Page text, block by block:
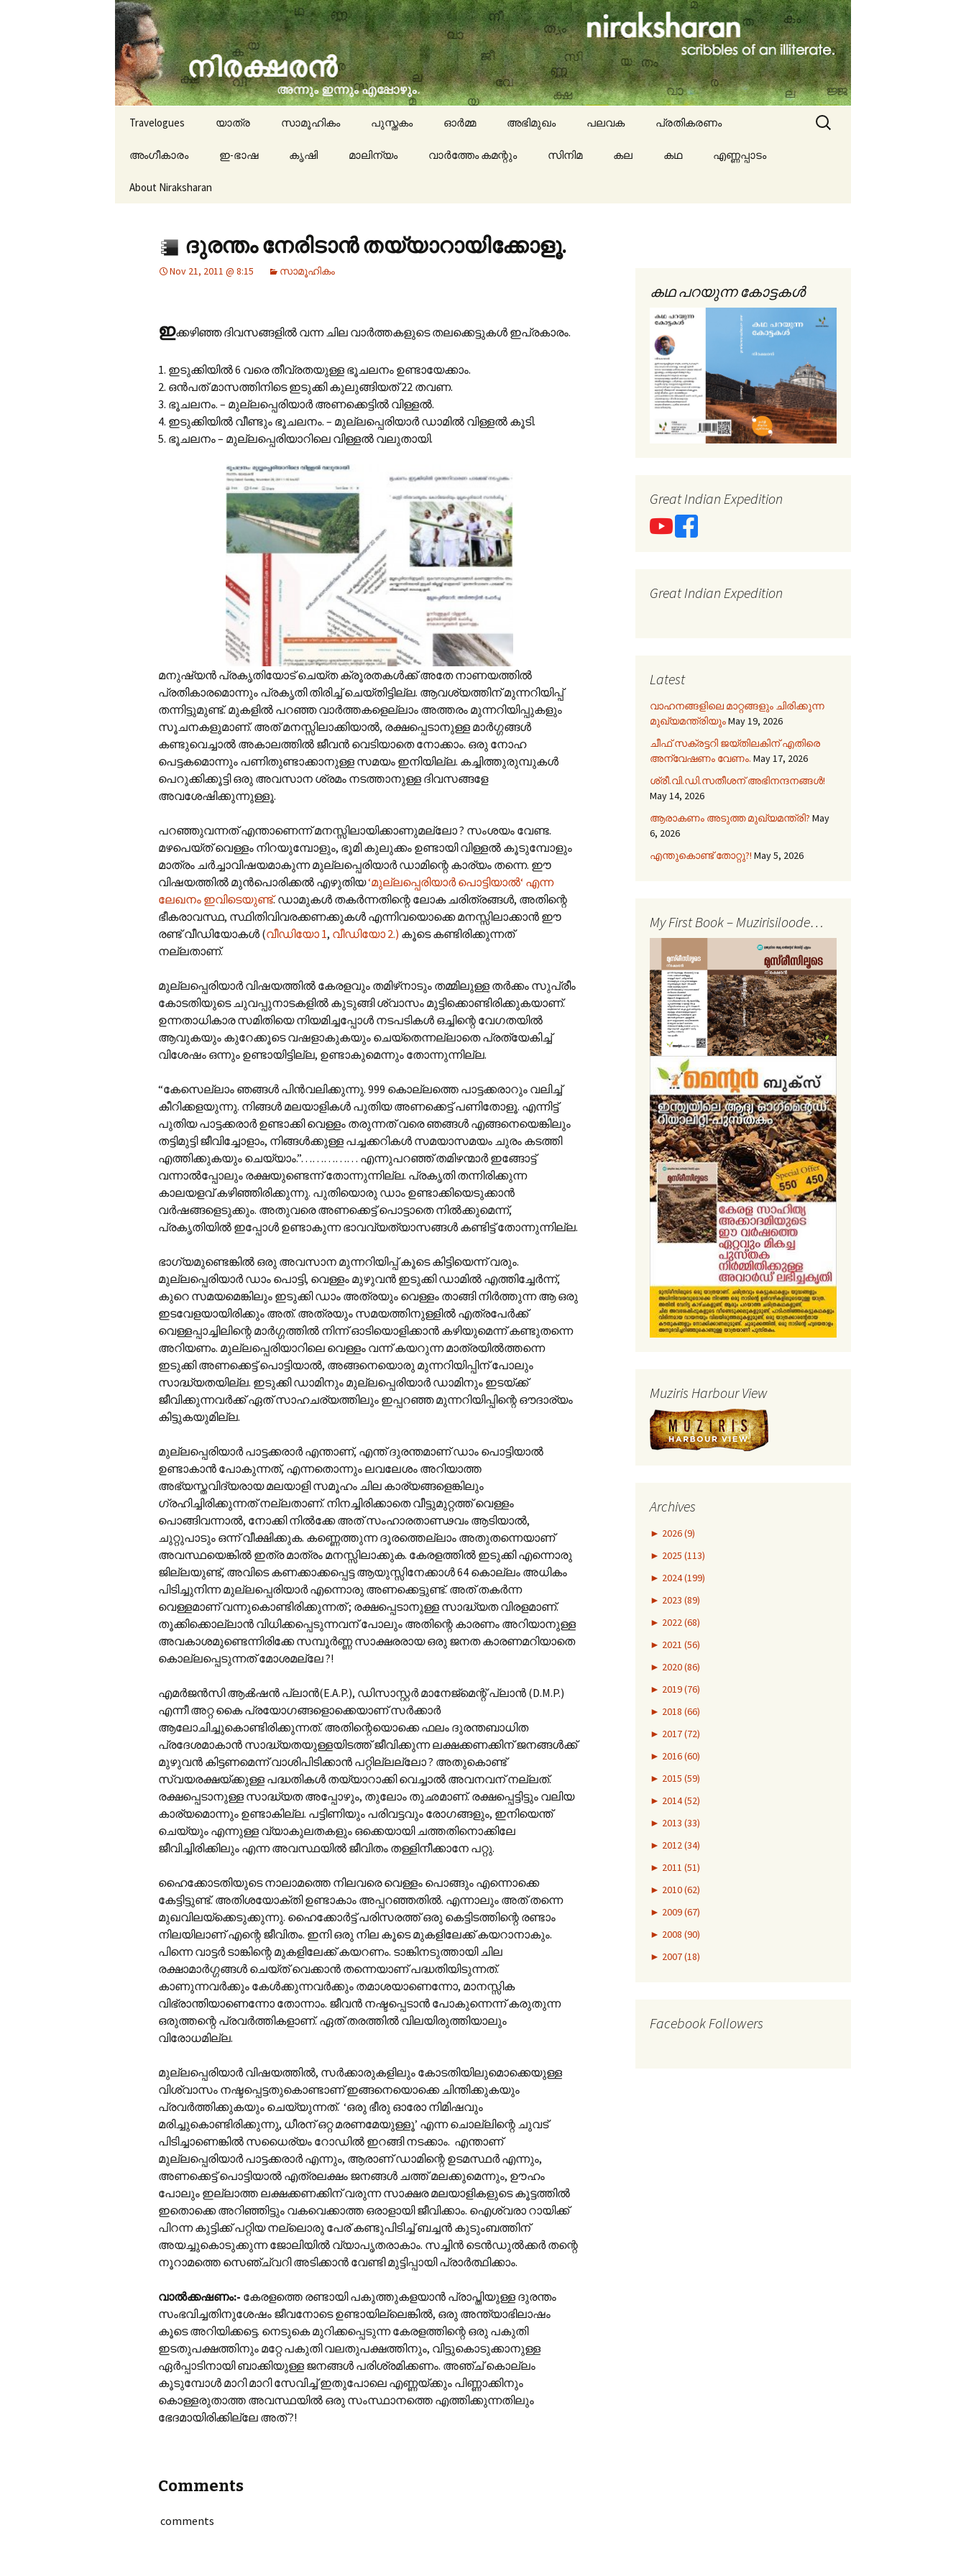
niraksharan (നിരക്ഷരൻ)
travelogues, book reviews, social issues, cinema, memories & lot more…
Skip to content
Travelogues യാത്ര സാമൂഹികം പുസ്തകം ഓർമ്മ അഭിമുഖം പലവക
കായികം
പ്രതികരണം
അംഗീകാരം ഇ-ഭാഷ കൃഷി മാലിന്യം വാർത്തേം കമന്റും സിനിമ കല കഥ എണ്ണപ്പാടം
About Niraksharan
Search
for:
ദുരന്തം നേരിടാൻ തയ്യാറായിക്കോളൂ.
Nov 21, 2011 @ 8:15 സാമൂഹികം
ഇക്കഴിഞ്ഞ ദിവസങ്ങളിൽ വന്ന ചില വാർത്തകളുടെ തലക്കെട്ടുകൾ ഇപ്രകാരം.
1. ഇടുക്കിയിൽ 6 വരെ തീവ്രതയുള്ള ഭൂചലനം ഉണ്ടായേക്കാം.
2. ഒൻപത് മാസത്തിനിടെ ഇടുക്കി കുലുങ്ങിയത് 22 തവണ.
3. ഭൂചലനം. – മുല്ലപ്പെരിയാർ അണക്കെട്ടിൽ വിള്ളൽ.
4. ഇടുക്കിയിൽ വീണ്ടും ഭൂചലനം. – മുല്ലപ്പെരിയാർ ഡാമിൽ വിള്ളൽ കൂടി.
5. ഭൂചലനം – മുല്ലപ്പെരിയാറിലെ വിള്ളൽ വലുതായി.
മനുഷ്യൻ പ്രകൃതിയോട് ചെയ്ത ക്രൂരതകൾക്ക് അതേ നാണയത്തിൽ
പ്രതികാരമൊന്നും പ്രകൃതി തിരിച്ച് ചെയ്തിട്ടില്ല. ആവശ്യത്തിന് മുന്നറിയിപ്പ്
തന്നിട്ടുമുണ്ട്. മുകളിൽ പറഞ്ഞ വാർത്തകളെല്ലാം അത്തരം മുന്നറിയിപ്പുകളും
സൂചനകളുമാണ്. അത് മനസ്സിലാക്കിയാൽ, രക്ഷപ്പെടാനുള്ള മാർഗ്ഗങ്ങൾ
കണ്ടുവെച്ചാൽ അകാലത്തിൽ ജീവൻ വെടിയാതെ നോക്കാം. ഒരു നോഹ
പെട്ടകമൊന്നും പണിതുണ്ടാക്കാനുള്ള സമയം ഇനിയില്ല. കച്ചിത്തുരുമ്പുകൾ
പെറുക്കിക്കൂട്ടി ഒരു അവസാന ശ്രമം നടത്താനുള്ള ദിവസങ്ങളേ
അവശേഷിക്കുന്നുള്ളൂ.
പറഞ്ഞുവന്നത് എന്താണെന്ന് മനസ്സിലായിക്കാണുമല്ലോ ? സംശയം വേണ്ട.
മഴപെയ്ത് വെള്ളം നിറയുമ്പോളും, ഭൂമി കുലുക്കം ഉണ്ടായി വിള്ളൽ കൂടുമ്പോളും
മാത്രം ചർച്ചാവിഷയമാകുന്ന മുല്ലപ്പെരിയാർ ഡാമിന്റെ കാര്യം തന്നെ. ഈ
വിഷയത്തിൽ മുൻപൊരിക്കൽ എഴുതിയ‘മുല്ലപ്പെരിയാർ പൊട്ടിയാൽ‘ എന്ന
ലേഖനം ഇവിടെയുണ്ട്. ഡാമുകൾ തകർന്നതിന്റെ ലോക ചരിത്രങ്ങൾ, അതിന്റെ
ഭീകരാവസ്ഥ, സ്ഥിതിവിവരക്കണക്കുകൾ എന്നിവയൊക്കെ മനസ്സിലാക്കാൻ ഈ
രണ്ട് വീഡിയോകൾ (വീഡിയോ 1, വീഡിയോ 2.) കൂടെ കണ്ടിരിക്കുന്നത്
നല്ലതാണ്.
മുല്ലപ്പെരിയാർ വിഷയത്തിൽ കേരളവും തമിഴ്‌നാടും തമ്മിലുള്ള തർക്കം സുപ്രീം
കോടതിയുടെ ചുവപ്പുനാടകളിൽ കുടുങ്ങി ശ്വാസം മുട്ടിക്കൊണ്ടിരിക്കുകയാണ്.
ഉന്നതാധികാര സമിതിയെ നിയമിച്ചപ്പോൾ നടപടികൾ ഒച്ചിന്റെ വേഗതയിൽ
ആവുകയും കുറേക്കൂടെ വഷളാകുകയും ചെയ്തെന്നല്ലാതെ പ്രത്യേകിച്ച്
വിശേഷം ഒന്നും ഉണ്ടായിട്ടില്ല, ഉണ്ടാകുമെന്നും തോന്നുന്നില്ല.
“കേസെല്ലാം ഞങ്ങൾ പിൻ‌വലിക്കുന്നു. 999 കൊല്ലത്തെ പാട്ടക്കരാറും വലിച്ച്
കീറിക്കളയുന്നു. നിങ്ങൾ മലയാളികൾ പുതിയ അണക്കെട്ട് പണിതോളൂ. എന്നിട്ട്
പുതിയ പാട്ടക്കരാർ ഉണ്ടാക്കി വെള്ളം തരുന്നത് വരെ ഞങ്ങൾ എങ്ങനെയെങ്കിലും
തട്ടിമുട്ടി ജീവിച്ചോളാം, നിങ്ങൾക്കുള്ള പച്ചക്കറികൾ സമയാസമയം ചുരം കടത്തി
എത്തിക്കുകയും ചെയ്യാം.”…………… എന്നുപറഞ്ഞ് തമിഴന്മാർ ഇങ്ങോട്ട്
വന്നാൽ‌പ്പോലും രക്ഷയുണ്ടെന്ന് തോന്നുന്നില്ല. പ്രകൃതി തന്നിരിക്കുന്ന
കാലയളവ് കഴിഞ്ഞിരിക്കുന്നു. പുതിയൊരു ഡാം ഉണ്ടാക്കിയെടുക്കാൻ
വർഷങ്ങളെടുക്കും. അതുവരെ അണക്കെട്ട് പൊട്ടാതെ നിൽക്കുമെന്ന്,
പ്രകൃതിയിൽ ഇപ്പോൾ ഉണ്ടാകുന്ന ഭാവവ്യത്യാസങ്ങൾ കണ്ടിട്ട് തോന്നുന്നില്ല.
ഭാഗ്യമുണ്ടെങ്കിൽ ഒരു അവസാന മുന്നറിയിപ്പ് കൂടെ കിട്ടിയെന്ന് വരും.
മുല്ലപ്പെരിയാർ ഡാം പൊട്ടി, വെള്ളം മുഴുവൻ ഇടുക്കി ഡാമിൽ എത്തിച്ചേർന്ന്,
കുറെ സമയമെങ്കിലും ഇടുക്കി ഡാം അത്രയും വെള്ളം താങ്ങി നിർത്തുന്ന ആ ഒരു
ഇടവേളയായിരിക്കും അത്. അത്രയും സമയത്തിനുള്ളിൽ എത്രപേർക്ക്
വെള്ളപ്പാച്ചിലിന്റെ മാർഗ്ഗത്തിൽ നിന്ന് ഓടിയൊളിക്കാൻ കഴിയുമെന്ന് കണ്ടുതന്നെ
അറിയണം. മുല്ലപ്പെരിയാറിലെ വെള്ളം വന്ന് കയറുന്ന മാത്രയിൽത്തന്നെ
ഇടുക്കി അണക്കെട്ട് പൊട്ടിയാൽ, അങ്ങനെയൊരു മുന്നറിയിപ്പിന് പോലും
സാദ്ധ്യതയില്ല. ഇടുക്കി ഡാമിനും മുല്ലപ്പെരിയാർ ഡാമിനും ഇടയ്ക്ക്
ജീവിക്കുന്നവർക്ക് ഏത് സാഹചര്യത്തിലും ഇപ്പറഞ്ഞ മുന്നറിയിപ്പിന്റെ ഔദാര്യം
കിട്ടുകയുമില്ല.
മുല്ലപ്പെരിയാർ പാട്ടക്കരാർ എന്താണ്, എന്ത് ദുരന്തമാണ് ഡാം പൊട്ടിയാൽ
ഉണ്ടാകാൻ പോകുന്നത്, എന്നതൊന്നും ലവലേശം അറിയാത്ത
അഭ്യസ്തവിദ്യരായ മലയാളി സമൂഹം ചില കാര്യങ്ങളെങ്കിലും
ഗ്രഹിച്ചിരിക്കുന്നത് നല്ലതാണ്. നിനച്ചിരിക്കാതെ വീട്ടുമുറ്റത്ത് വെള്ളം
പൊങ്ങിവന്നാൽ, നോക്കി നിൽക്കേ അത് സംഹാരതാണ്ഢവം ആടിയാൽ,
ചുറ്റുപാടും ഒന്ന് വീക്ഷിക്കുക. കണ്ണെത്തുന്ന ദൂരത്തെല്ലാം അതുതന്നെയാണ്
അവസ്ഥയെങ്കിൽ ഇത്ര മാത്രം മനസ്സിലാക്കുക. കേരളത്തിൽ ഇടുക്കി എന്നൊരു
ജില്ലയുണ്ട്, അവിടെ കണക്കാക്കപ്പെട്ട ആയുസ്സിനേക്കാൾ 64 കൊല്ലം അധികം
പിടിച്ചുനിന്ന മുല്ലപ്പെരിയാർ എന്നൊരു അണക്കെട്ടുണ്ട്. അത് തകർന്ന
വെള്ളമാണ് വന്നുകൊണ്ടിരിക്കുന്നത് ; രക്ഷപ്പെടാനുള്ള സാദ്ധ്യത വിരളമാണ്.
തൂക്കിക്കൊല്ലാൻ വിധിക്കപ്പെടുന്നവന് പോലും അതിന്റെ കാരണം അറിയാനുള്ള
അവകാശമുണ്ടെന്നിരിക്കേ സമ്പൂർണ്ണ സാക്ഷരരായ ഒരു ജനത കാരണമറിയാതെ
കൊല്ലപ്പെടുന്നത് മോശമല്ലേ ?!
എമർജൻസി ആൿഷൻ പ്ലാൻ(E.A.P.), ഡിസാസ്റ്റർ മാനേജ്‌മെന്റ് പ്ലാൻ (D.M.P.)
എന്നീ അറ്റ കൈ പ്രയോഗങ്ങളൊക്കെയാണ് സർക്കാർ
ആലോചിച്ചുകൊണ്ടിരിക്കുന്നത്. അതിന്റെയൊക്കെ ഫലം ദുരന്തബാധിത
പ്രദേശമാകാൻ സാദ്ധ്യതയുള്ളയിടത്ത് ജീവിക്കുന്ന ലക്ഷക്കണക്കിന് ജനങ്ങൾക്ക്
മുഴുവൻ കിട്ടണമെന്ന് വാശിപിടിക്കാൻ പറ്റില്ലല്ലോ ? അതുകൊണ്ട്
സ്വയരക്ഷയ്ക്കുള്ള പദ്ധതികൾ തയ്യാറാക്കി വെച്ചാൽ അവനവന് നല്ലത്.
രക്ഷപ്പെടാനുള്ള സാദ്ധ്യത അപ്പോഴും, തുലോം തുഛമാണ്. രക്ഷപ്പെട്ടിട്ടും വലിയ
കാര്യമൊന്നും ഉണ്ടാകില്ല. പട്ടിണിയും പരിവട്ടവും രോഗങ്ങളും, ഇനിയെന്ത്
ചെയ്യും എന്നുള്ള വ്യാകുലതകളും ഒക്കെയായി ചത്തതിനൊക്കിലേ
ജീവിച്ചിരിക്കിലും എന്ന അവസ്ഥയിൽ ജീവിതം തള്ളിനീക്കാനേ പറ്റു.
ഹൈക്കോടതിയുടെ നാലാമത്തെ നിലവരെ വെള്ളം പൊങ്ങും എന്നൊക്കെ
കേട്ടിട്ടുണ്ട്. അതിശയോക്തി ഉണ്ടാകാം അപ്പറഞ്ഞതിൽ. എന്നാലും അത് തന്നെ
മുഖവിലയ്ക്കെടുക്കുന്നു. ഹൈക്കോർട്ട് പരിസരത്ത് ഒരു കെട്ടിടത്തിന്റെ രണ്ടാം
നിലയിലാണ് എന്റെ ജീവിതം. ഇനി ഒരു നില കൂടെ മുകളിലേക്ക് കയറാനാകും.
പിന്നെ വാട്ടർ ടാങ്കിന്റെ മുകളിലേക്ക് കയറണം. ടാങ്കിനടുത്തായി ചില
രക്ഷാമാർഗ്ഗങ്ങൾ ചെയ്ത് വെക്കാൻ തന്നെയാണ് പദ്ധതിയിടുന്നത്.
കാണുന്നവർക്കും കേൾക്കുന്നവർക്കും തമാശയാണെന്നോ, മാനസ്സിക
വിഭ്രാന്തിയാണെന്നോ തോന്നാം. ജീവൻ നഷ്ടപ്പെടാൻ പോകുന്നെന്ന് കരുതുന്ന
ഒരുത്തന്റെ പ്രവർത്തികളാണ്. ഏത് തരത്തിൽ വിലയിരുത്തിയാലും
വിരോധമില്ല.
മുല്ലപ്പെരിയാർ വിഷയത്തിൽ, സർക്കാരുകളിലും കോടതിയിലുമൊക്കെയുള്ള
വിശ്വാസം നഷ്ടപ്പെട്ടതുകൊണ്ടാണ് ഇങ്ങനെയൊക്കെ ചിന്തിക്കുകയും
പ്രവർത്തിക്കുകയും ചെയ്യുന്നത്. ‘ഒരു ഭീരു ഓരോ നിമിഷവും
മരിച്ചുകൊണ്ടിരിക്കുന്നു, ധീരന് ഒറ്റ മരണമേയുള്ളൂ’ എന്ന ചൊല്ലിന്റെ ചുവട്
പിടിച്ചാണെങ്കിൽ സധൈര്യം റോഡിൽ ഇറങ്ങി നടക്കാം. എന്താണ്
മുല്ലപ്പെരിയാർ പാട്ടക്കരാർ എന്നും, ആരാണ് ഡാമിന്റെ ഉടമസ്ഥർ എന്നും,
അണക്കെട്ട് പൊട്ടിയാൽ എത്രലക്ഷം ജനങ്ങൾ ചത്ത് മലക്കുമെന്നും, ഊഹം
പോലും ഇല്ലാത്ത ലക്ഷക്കണക്കിന് വരുന്ന സാക്ഷര മലയാളികളുടെ കൂട്ടത്തിൽ
ഇതൊക്കെ അറിഞ്ഞിട്ടും വകവെക്കാത്ത ഒരാളായി ജീവിക്കാം. ഐശ്വരാ റായിക്ക്
പിറന്ന കുട്ടിക്ക് പറ്റിയ നല്ലൊരു പേര് കണ്ടുപിടിച്ച് ബച്ചൻ കുടുംബത്തിന്
അയച്ചുകൊടുക്കുന്ന ജോലിയിൽ വ്യാപൃതരാകാം. സച്ചിൻ ടെൻഡുൽക്കർ തന്റെ
നൂറാമത്തെ സെഞ്ച്വറി അടിക്കാൻ വേണ്ടി മുട്ടിപ്പായി പ്രാർത്ഥിക്കാം.
വാൽക്കഷണം:‌- കേരളത്തെ രണ്ടായി പകുത്തുകളയാൻ പ്രാപ്തിയുള്ള ദുരന്തം
സംഭവിച്ചതിനുശേഷം ജീവനോടെ ഉണ്ടായില്ലെങ്കിൽ, ഒരു അന്ത്യാഭിലാഷം
കൂടെ അറിയിക്കട്ടെ. നെടുകെ മുറിക്കപ്പെടുന്ന കേരളത്തിന്റെ ഒരു പകുതി
ഇടതുപക്ഷത്തിനും മറ്റേ പകുതി വലതുപക്ഷത്തിനും, വിട്ടുകൊടുക്കാനുള്ള
ഏർപ്പാടിനായി ബാക്കിയുള്ള ജനങ്ങൾ പരിശ്രമിക്കണം. അഞ്ച് കൊല്ലം
കൂടുമ്പോൾ മാറി മാറി സേവിച്ച് ഇതുപോലെ എണ്ണയ്ക്കും പിണ്ണാക്കിനും
കൊള്ളരുതാത്ത അവസ്ഥയിൽ ഒരു സംസ്ഥാനത്തെ എത്തിക്കുന്നതിലും
ഭേദമായിരിക്കില്ലേ അത് ?!
Comments
comments
കഥ പറയുന്ന കോട്ടകൾ
Great Indian Expedition
Great Indian Expedition
Latest
വാഹനങ്ങളിലെ മാറ്റങ്ങളും ചിരിക്കുന്ന
മുഖ്യമന്ത്രിയുംMay 19, 2026
ചീഫ് സക്രട്ടറി ജയ്തിലകിന് എതിരെ
അന്വേഷണം വേണം. May 17, 2026
ശ്രീ.വി.ഡി.സതീശന് അഭിനന്ദനങ്ങൾ!
May 14, 2026
ആരാകണം അടുത്ത മുഖ്യമന്ത്രി? May
6, 2026
എന്തുകൊണ്ട് തോറ്റു?! May 5, 2026
My First Book – Muzirisiloode…
Muziris Harbour View
Archives
► 2026 (9)
► 2025 (113)
► 2024 (199)
► 2023 (89)
► 2022 (68)
► 2021 (56)
► 2020 (86)
► 2019 (76)
► 2018 (66)
► 2017 (72)
► 2016 (60)
► 2015 (59)
► 2014 (52)
► 2013 (33)
► 2012 (34)
► 2011 (51)
► 2010 (62)
► 2009 (67)
► 2008 (90)
► 2007 (18)
Facebook Followers